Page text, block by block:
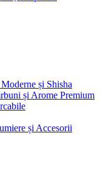
și Shisha
și Arome Premium
și Accesorii